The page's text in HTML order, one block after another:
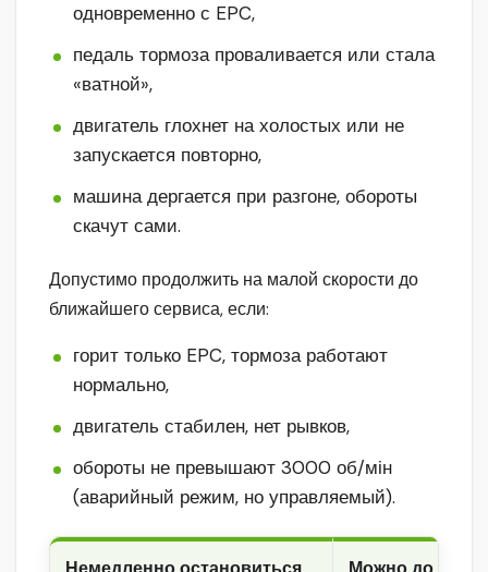
одновременно с EPC,
педаль тормоза проваливается или стала
«ватной»,
двигатель глохнет на холостых или не
запускается повторно,
машина дергается при разгоне, обороты
скачут сами.
Допустимо продолжить на малой скорости до
ближайшего сервиса, если:
горит только EPC, тормоза работают
нормально,
двигатель стабилен, нет рывков,
обороты не превышают 3000 об/мін
(аварийный режим, но управляемый).